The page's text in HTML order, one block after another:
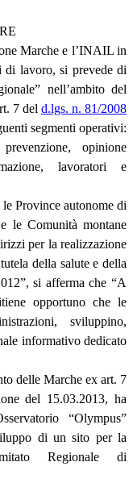
Marche e l’INAIL in
di lavoro, si prevede di
nell’ambito del
7 del d.lgs. n. 81/2008
segmenti operativi:
opinione
lavoratori e
Province autonome di
le Comunità montane
per la realizzazione
della salute e della
si afferma che “A
opportuno che le
sviluppino,
informativo dedicato
delle Marche ex art. 7
del 15.03.2013, ha
“Olympus”
di un sito per la
Regionale di